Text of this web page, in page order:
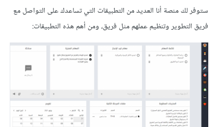
ستوفر لك منصة أنا العديد من التطبيقات التي تساعدك على التواصل مع
فريق التطوير وتنظيم عملهم مثل فريق، ومن أهم هذه التطبيقات: